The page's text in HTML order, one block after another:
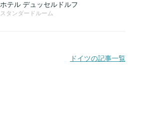
ホテル デュッセルドルフ
スタンダードルーム
ドイツの記事一覧